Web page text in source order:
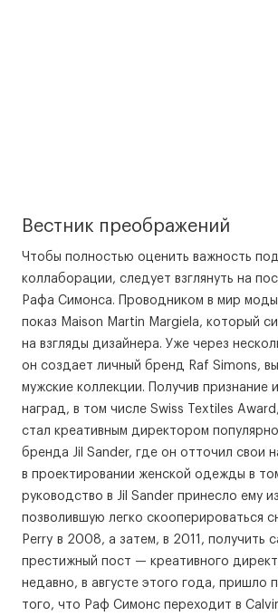
Вестник преображений
Чтобы полностью оценить важность
коллаборации, следует взглянуть на
Рафа Симонса. Проводником в мир
показ Maison Martin Margiela, который
на взгляды дизайнера. Уже через
он создает личный бренд Raf Simons,
мужские коллекции. Получив признание
наград, в том числе Swiss Textiles
стал креативным директором
бренда Jil Sander, где он отточил свои
в проектировании женской одежды в
руководство в Jil Sander принесло ему
позволившую легко скооперироваться
Perry в 2008, а затем, в 2011, получить
престижный пост — креативного
недавно, в августе этого года, пришло
того, что Раф Симонс переходит в